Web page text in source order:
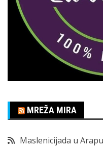
MREŽA MIRA
Maslenicijada u